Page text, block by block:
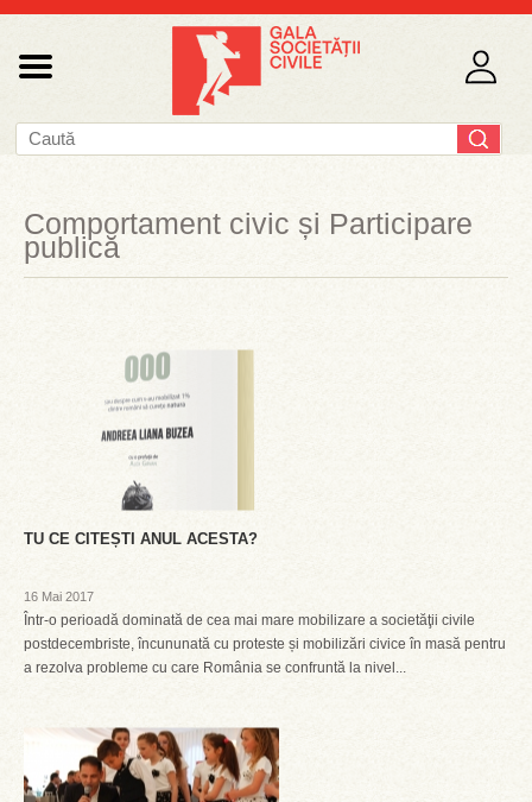
Comportament civic și Participare
publică
TU CE CITEȘTI ANUL ACESTA?
16 Mai 2017
Într-o perioadă dominată de cea mai mare mobilizare a societăţii civile
postdecembriste, încununată cu proteste și mobilizări civice în masă pentru
a rezolva probleme cu care România se confruntă la nivel...